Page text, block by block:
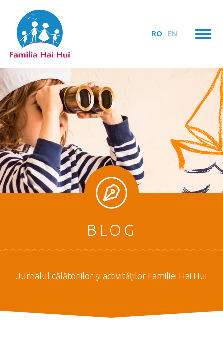
RO EN
BLOG
Jurnalul călătoriilor şi activităţilor Familiei Hai Hui